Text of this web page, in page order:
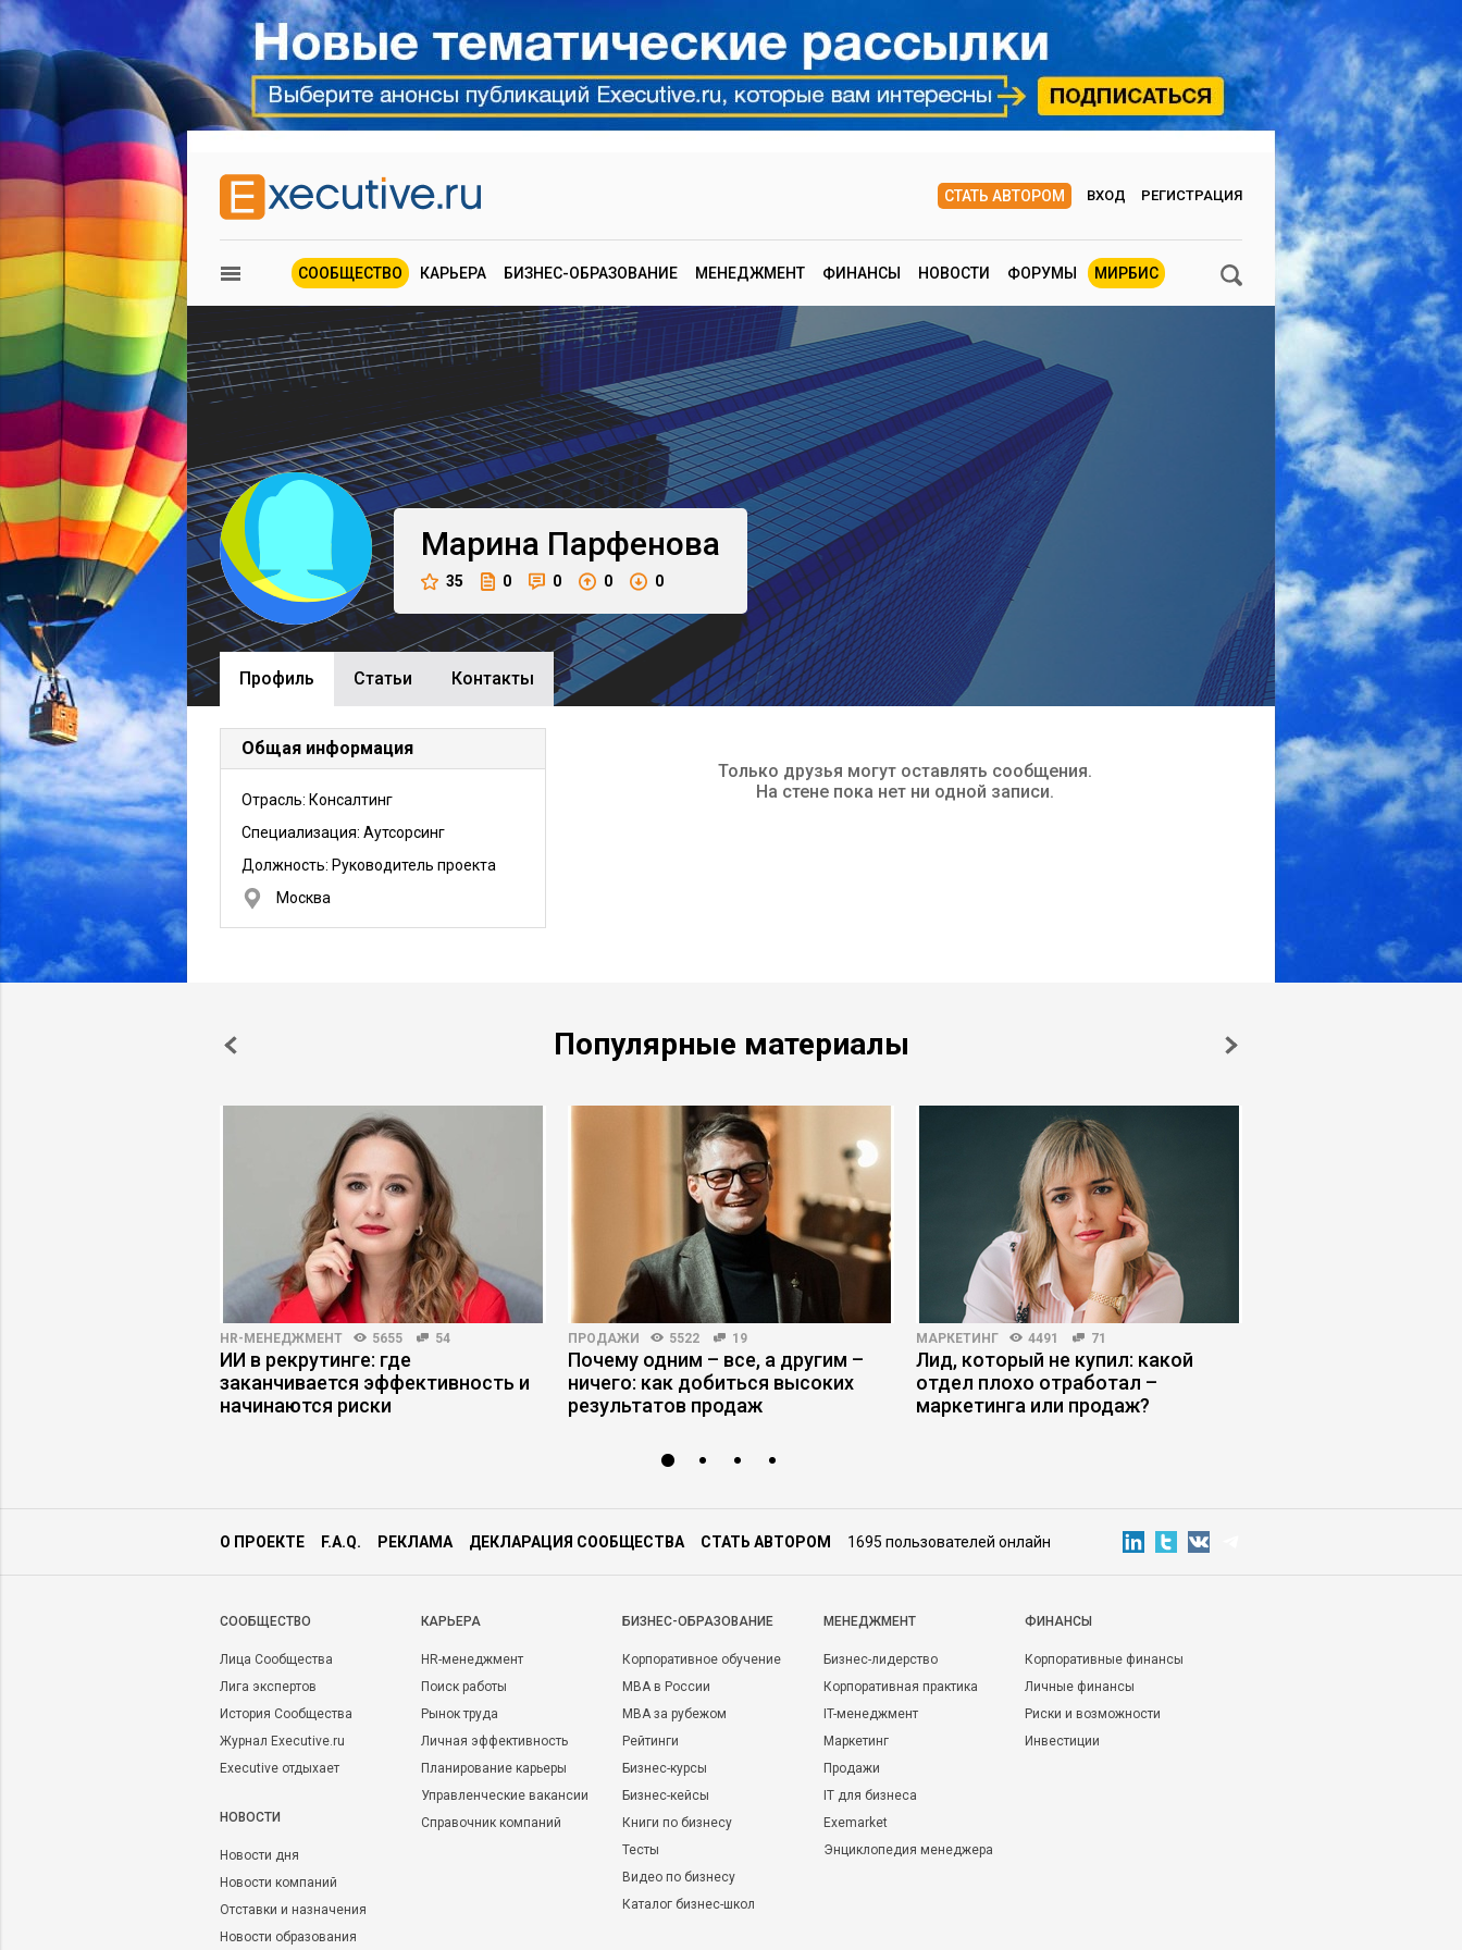
СТАТЬ АВТОРОМ ВХОД РЕГИСТРАЦИЯ
СООБЩЕСТВО КАРЬЕРА БИЗНЕС-ОБРАЗОВАНИЕ МЕНЕДЖМЕНТ ФИНАНСЫ НОВОСТИ ФОРУМЫ МИРБИС
Марина Парфенова
35 0 0 0 0
Профиль Cтатьи Контакты
Общая информация
Отрасль: Консалтинг
Специализация: Аутсорсинг
Должность: Руководитель проекта
Москва
Только друзья могут оставлять сообщения.
На стене пока нет ни одной записи.
Популярные материалы
HR-МЕНЕДЖМЕНТ 5655 54
ИИ в рекрутинге: где
заканчивается эффективность и
начинаются риски
ПРОДАЖИ 5522 19
Почему одним – все, а другим –
ничего: как добиться высоких
результатов продаж
МАРКЕТИНГ 4491 71
Лид, который не купил: какой
отдел плохо отработал –
маркетинга или продаж?
О ПРОЕКТЕ F.A.Q. РЕКЛАМА ДЕКЛАРАЦИЯ СООБЩЕСТВА СТАТЬ АВТОРОМ 1695 пользователей онлайн
CООБЩЕСТВО
Лица Сообщества
Лига экспертов
История Сообщества
Журнал Executive.ru
Executive отдыхает
НОВОСТИ
Новости дня
Новости компаний
Отставки и назначения
Новости образования
КАРЬЕРА
HR-менеджмент
Поиск работы
Рынок труда
Личная эффективность
Планирование карьеры
Управленческие вакансии
Справочник компаний
БИЗНЕС-ОБРАЗОВАНИЕ
Корпоративное обучение
MBA в России
MBA за рубежом
Рейтинги
Бизнес-курсы
Бизнес-кейсы
Книги по бизнесу
Тесты
Видео по бизнесу
Каталог бизнес-школ
МЕНЕДЖМЕНТ
Бизнес-лидерство
Корпоративная практика
IT-менеджмент
Маркетинг
Продажи
IT для бизнеса
Exemarket
Энциклопедия менеджера
ФИНАНСЫ
Корпоративные финансы
Личные финансы
Риски и возможности
Инвестиции